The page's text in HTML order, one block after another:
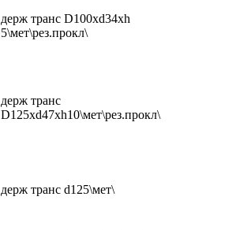
держ транс D100xd34xh
5\мет\рез.прокл\
держ транс
D125xd47xh10\мет\рез.прокл\
держ транс d125\мет\